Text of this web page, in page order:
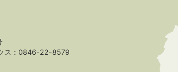
ス：0846-22-8579